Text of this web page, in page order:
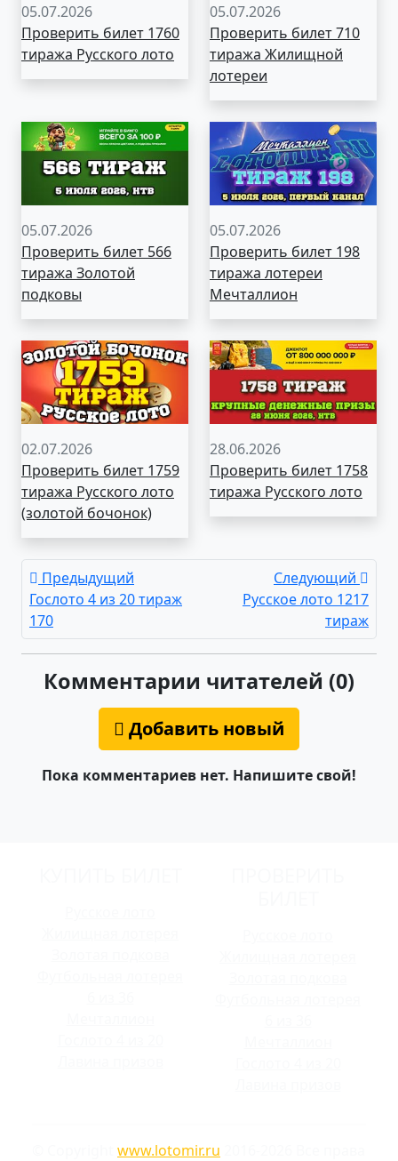
05.07.2026
Проверить билет 1760
тиража Русского лото
05.07.2026
Проверить билет 710
тиража Жилищной
лотереи
05.07.2026
Проверить билет 566
тиража Золотой
подковы
05.07.2026
Проверить билет 198
тиража лотереи
Мечталлион
02.07.2026
Проверить билет 1759
тиража Русского лото
(золотой бочонок)
28.06.2026
Проверить билет 1758
тиража Русского лото
Предыдущий
Гослото 4 из 20 тираж
170
Следующий
Русское лото 1217
тираж
Комментарии читателей (0)
Добавить новый
Пока комментариев нет. Напишите свой!
www.lotomir.ru